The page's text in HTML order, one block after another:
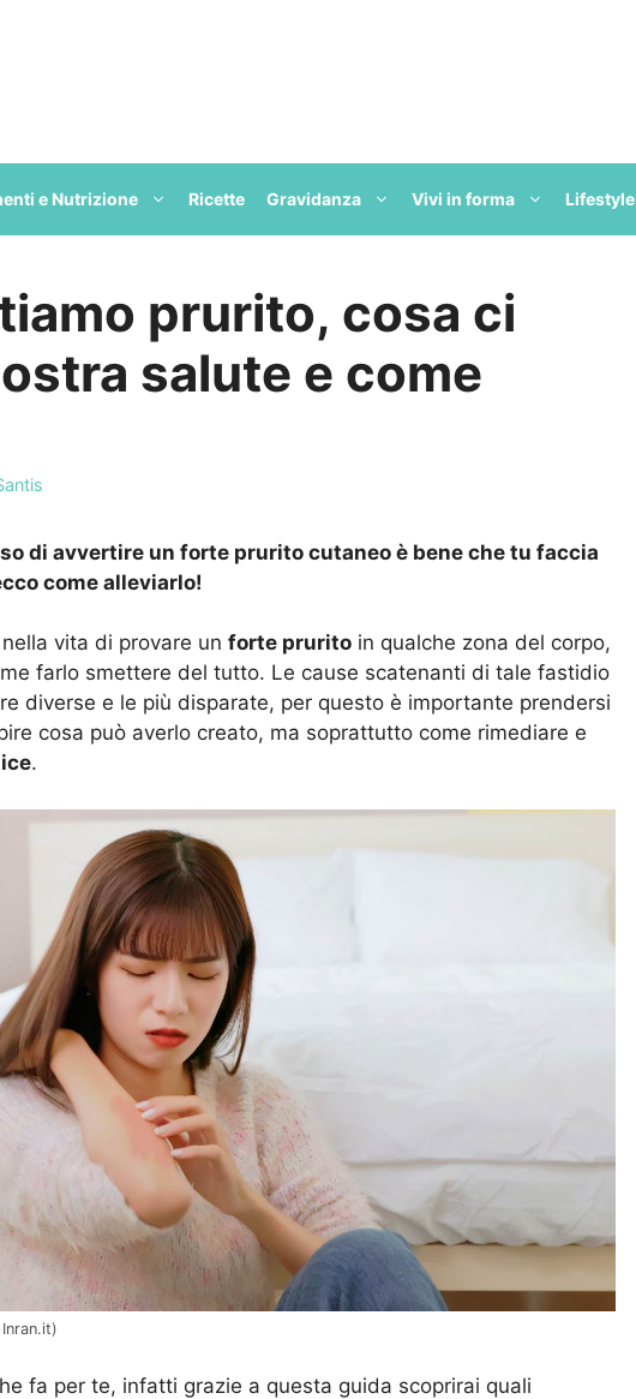
e Nutrizione Ricette Gravidanza Vivi in forma Lifestyle
prurito, cosa ci
salute e come
di avvertire un forte prurito cutaneo è bene che tu faccia
come alleviarlo!
vita di provare un forte prurito in qualche zona del corpo,
farlo smettere del tutto. Le cause scatenanti di tale fastidio
diverse e le più disparate, per questo è importante prendersi
cosa può averlo creato, ma soprattutto come rimediare e
.
fa per te, infatti grazie a questa guida scoprirai quali